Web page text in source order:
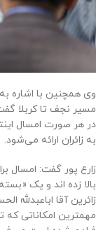
وی همچنین با اشاره به
مسیر نجف تا کربلا
در هر صورت امسال
به زائران ارائه می‌شود.
زارع پور گفت: امسال
بالا زده اند و یک
زائرین آقا اباعبدلله
مهمترین امکاناتی که